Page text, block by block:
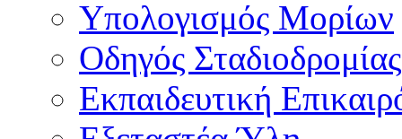
Υπολογισμός Μορίων
Οδηγός Σταδιοδρομίας
Εκπαιδευτική